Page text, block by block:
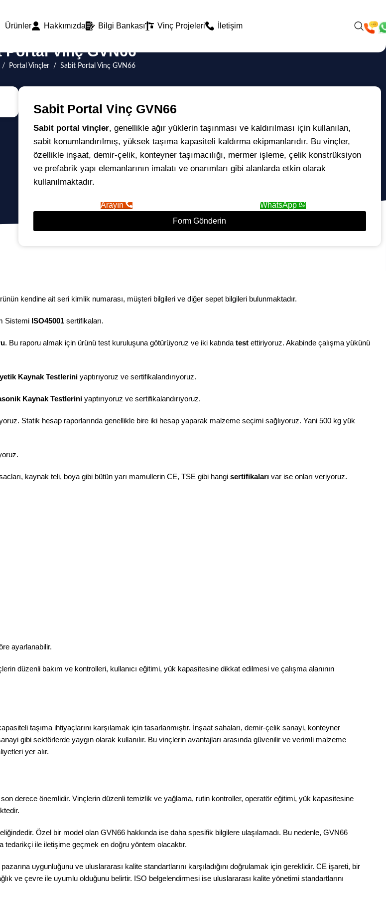
Ürünler Hakkımızda Bilgi Bankası Vinç Projeleri İletişim
Portal Vinç GVN66
/ Portal Vinçler / Sabit Portal Vinç GVN66
Sabit Portal Vinç GVN66
Sabit portal vinçler, genellikle ağır yüklerin taşınması ve kaldırılması için kullanılan,
sabit konumlandırılmış, yüksek taşıma kapasiteli kaldırma ekipmanlarıdır. Bu vinçler,
özellikle inşaat, demir-çelik, konteyner taşımacılığı, mermer işleme, çelik konstrüksiyon
ve prefabrik yapı elemanlarının imalatı ve onarımları gibi alanlarda etkin olarak
kullanılmaktadır.
Arayın
WhatsApp
Form Gönderin
kendine ait seri kimlik numarası, müşteri bilgileri ve diğer sepet bilgileri bulunmaktadır.
Sistemi ISO45001 sertifikaları.
. Bu raporu almak için ürünü test kuruluşuna götürüyoruz ve iki katında test ettiriyoruz. Akabinde çalışma yükünü
Kaynak Testlerini yaptırıyoruz ve sertifikalandırıyoruz.
Kaynak Testlerini yaptırıyoruz ve sertifikalandırıyoruz.
Statik hesap raporlarında genellikle bire iki hesap yaparak malzeme seçimi sağlıyoruz. Yani 500 kg yük
kaynak teli, boya gibi bütün yarı mamullerin CE, TSE gibi hangi sertifikaları var ise onları veriyoruz.
ayarlanabilir.
düzenli bakım ve kontrolleri, kullanıcı eğitimi, yük kapasitesine dikkat edilmesi ve çalışma alanının
taşıma ihtiyaçlarını karşılamak için tasarlanmıştır. İnşaat sahaları, demir-çelik sanayi, konteyner
gibi sektörlerde yaygın olarak kullanılır. Bu vinçlerin avantajları arasında güvenilir ve verimli malzeme
yer alır.
son derece önemlidir. Vinçlerin düzenli temizlik ve yağlama, rutin kontroller, operatör eğitimi, yük kapasitesine
Özel bir model olan GVN66 hakkında ise daha spesifik bilgilere ulaşılamadı. Bu nedenle, GVN66
tedarikçi ile iletişime geçmek en doğru yöntem olacaktır​​​​​.
uygunluğunu ve uluslararası kalite standartlarını karşıladığını doğrulamak için gereklidir. CE işareti, bir
ve çevre ile uyumlu olduğunu belirtir. ISO belgelendirmesi ise uluslararası kalite yönetimi standartlarını